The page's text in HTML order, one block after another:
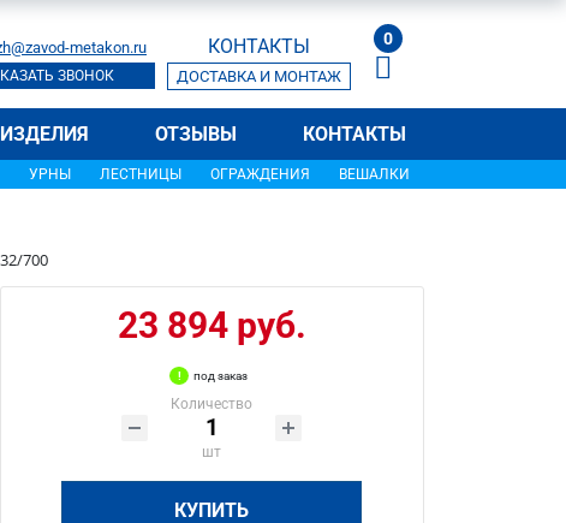
metakon.ru
ЗВОНОК
КОНТАКТЫ
ДОСТАВКА И МОНТАЖ
0
ОТЗЫВЫ КОНТАКТЫ
УРНЫ ЛЕСТНИЦЫ ОГРАЖДЕНИЯ ВЕШАЛКИ
700
23 894 руб.
под заказ
Количество
шт
КУПИТЬ